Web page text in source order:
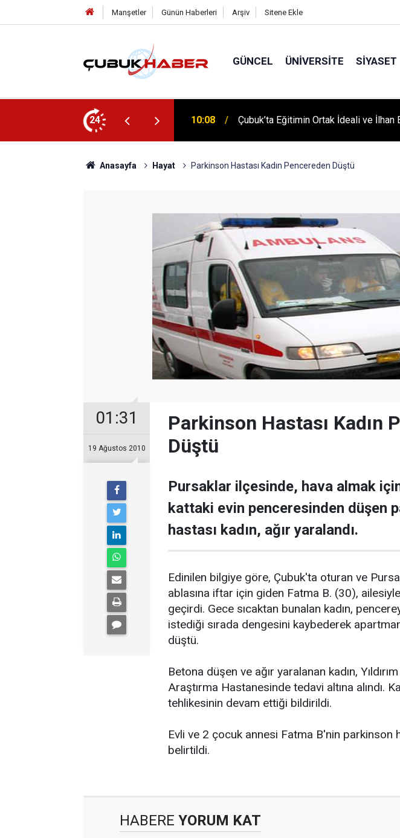
Manşetler Günün Haberleri Arşiv Sitene Ekle
GÜNCEL ÜNIVERSITE SIYASET
24
Eranıl Vizyonu 12:06 ÇUBUK’TA ‘YAZA MERHABA’
Anasayfa Hayat Parkinson Hastası Kadın Pencereden Düştü
01:31
19 Ağustos 2010
Parkinson Hastası Kadın
Düştü
Pursaklar ilçesinde, hava almak
kattaki evin penceresinden düşen
hastası kadın, ağır yaralandı.
Edinilen bilgiye göre, Çubuk'ta oturan ve
ablasına iftar için giden Fatma B. (30),
geçirdi. Gece sıcaktan bunalan kadın,
istediği sırada dengesini kaybederek
düştü.
Betona düşen ve ağır yaralanan kadın,
Araştırma Hastanesinde tedavi altına alındı.
tehlikesinin devam ettiği bildirildi.
Evli ve 2 çocuk annesi Fatma B'nin parkinson
belirtildi.
HABERE YORUM KAT